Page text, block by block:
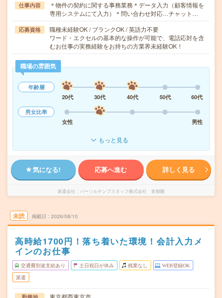
仕事内容
＊物件の契約に関する事務業務＊データ入力（顧客情報を
専用システムにて入力）＊問い合わせ対応…チャット…
応募資格
職種未経験OK / ブランクOK / 英語力不要
ワード・エクセルの基本的な操作が可能で、電話応対を含
むお仕事の実務経験をお持ちの方業界未経験OK！
職場の雰囲気
年齢層
20代
30代 40代 50代
60代
男女比率
女性
男性
もっと見る
気になる! 応募へ進む 詳しく見る
派遣会社 パーソルテンプスタッフ株式会社 首都圏
未読 掲載日 2026/08/10
高時給1700円！落ち着いた環境！会計入力メ
インのお仕事
交通費別途支給あり 土日祝日が休み 残業なし WEB登録OK
派遣
東京都西東京市